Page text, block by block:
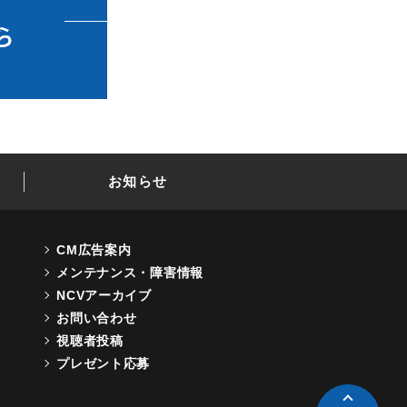
お知らせ
CM広告案内
メンテナンス・障害情報
NCVアーカイブ
お問い合わせ
視聴者投稿
プレゼント応募